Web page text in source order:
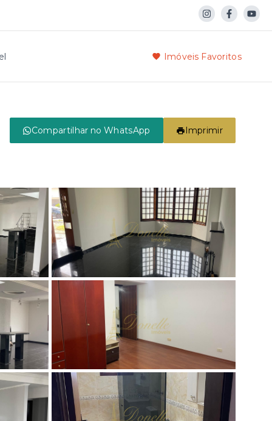
Imóveis Favoritos
Compartilhar no WhatsApp Imprimir